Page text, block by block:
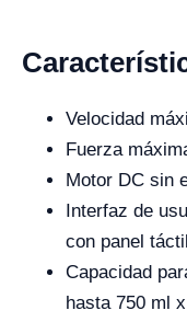
Velocidad
Fuerza
Motor DC sin
Interfaz de
con panel
Capacidad
hasta 750 ml